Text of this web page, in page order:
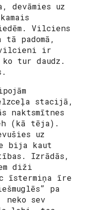
devāmies uz
Vilciens
padomā,
vilcieni ir
tur daudz.
stacijā,
naktsmītnes
(kā tēja).
uz
bija kaut
Izrādās,
diži
īstermiņa īre
pa
sev